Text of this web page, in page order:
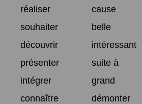
réaliser
cause
souhaiter
belle
découvrir
intéressant
présenter
suite à
intégrer
grand
connaître
démonter